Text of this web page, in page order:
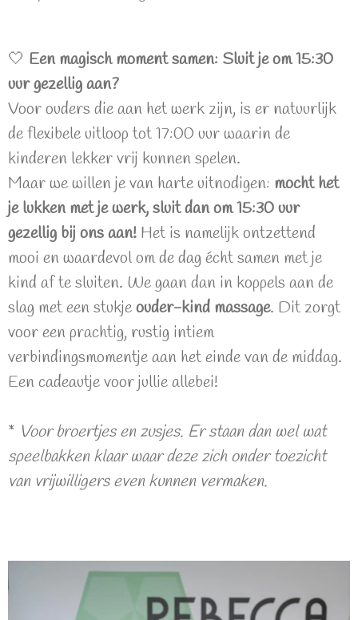
🤍 Een magisch moment samen: Sluit je om 15:30
uur gezellig aan?
Voor ouders die aan het werk zijn, is er natuurlijk
de flexibele uitloop tot 17:00 uur waarin de
kinderen lekker vrij kunnen spelen.
Maar we willen je van harte uitnodigen: mocht het
je lukken met je werk, sluit dan om 15:30 uur
gezellig bij ons aan! Het is namelijk ontzettend
mooi en waardevol om de dag écht samen met je
kind af te sluiten. We gaan dan in koppels aan de
slag met een stukjeouder-kind massage. Dit zorgt
voor een prachtig, rustig intiem
verbindingsmomentje aan het einde van de middag.
Een cadeautje voor jullie allebei!
* Voor broertjes en zusjes. Er staan dan wel wat
speelbakken klaar waar deze zich onder toezicht
van vrijwilligers even kunnen vermaken.